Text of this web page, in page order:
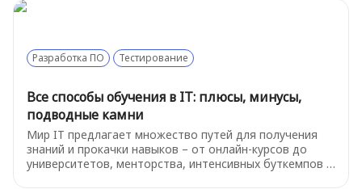
Разработка ПО Тестирование
Все способы обучения в IT: плюсы, минусы,
подводные камни
Мир IT предлагает множество путей для получения
знаний и прокачки навыков – от онлайн-курсов до
университетов, менторства, интенсивных буткемпов и